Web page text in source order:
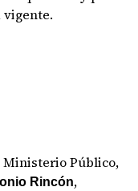
vigente.
Ministerio Público,
Rincón,